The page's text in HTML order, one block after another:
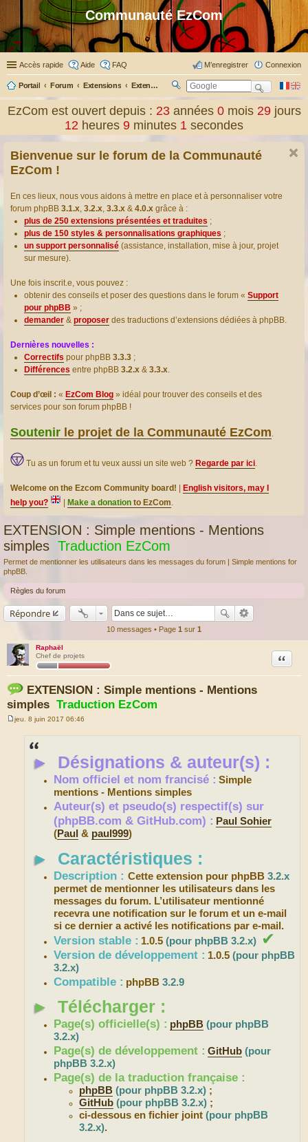
Communauté EzCom
Accès rapide Aide FAQ Connexion
M’enregistrer
Portail Forum Extensions Extensions présentées & traduites
ec
er
EzCom est ouvert depuis : 23 années0 mois29 jours
12 heures 9 minutes 1 secondes
Bienvenue sur le forum de la Communauté
EzCom !
En ces lieux, nous vous aidons à mettre en place et à personnaliser votre
forum phpBB 3.1.x, 3.2.x, 3.3.x & 4.0.x grâce à :
plus de 250 extensions présentées et traduites ;
plus de 150 styles & personnalisations graphiques ;
un support personnalisé (assistance, installation, mise à jour, projet
sur mesure).
Une fois inscrit.e, vous pouvez :
obtenir des conseils et poser des questions dans le forum « Support
pour phpBB » ;
demander & proposer des traductions d’extensions dédiées à phpBB.
Dernières nouvelles :
Correctifs pour phpBB 3.3.3 ;
Différences entre phpBB 3.2.x & 3.3.x.
Coup d’œil : « EzCom Blog » idéal pour trouver des conseils et des
services pour son forum phpBB !
Soutenir le projet de la Communauté EzCom.
Tu as un forum et tu veux aussi un site web ? Regarde par ici.
Welcome on the Ezcom Community board!
English visitors, may I
help you?
Make a donation to EzCom.
EXTENSION : Simple mentions - Mentions
simples Traduction EzCom
Permet de mentionner les utilisateurs dans les messages du forum | Simple mentions for
phpBB.
Règles du forum
Répondre
10 messages • Page 1 sur 1
Raphaël
Chef de projets
EXTENSION : Simple mentions - Mentions
simples Traduction EzCom
Citation
M
jeu. 8 juin 2017 06:46
► Désignations & auteur(s) :
Nom officiel et nom francisé : Simple
mentions - Mentions simples
Auteur(s) et pseudo(s) respectif(s) sur
(phpBB.com & GitHub.com) : Paul Sohier
(Paul & paul999)
► Caractéristiques :
Description :Cette extension pour phpBB3.2.x
permet de mentionner les utilisateurs dans les
messages du forum. L’utilisateur mentionné
recevra une notification sur le forum et un e-mail
si ce dernier a activé les notifications par e-mail.
Version stable : 1.0.5(pour phpBB 3.2.x) ✔
Version de développement : 1.0.5(pour phpBB
3.2.x)
Compatible : phpBB3.2.9
► Télécharger :
Page(s) officielle(s) : phpBB (pour phpBB
3.2.x)
Page(s) de développement : GitHub (pour
phpBB 3.2.x)
Page(s) de la traduction française :
phpBB (pour phpBB 3.2.x) ;
GitHub (pour phpBB 3.2.x) ;
ci-dessous en fichier joint(pour phpBB
3.2.x).